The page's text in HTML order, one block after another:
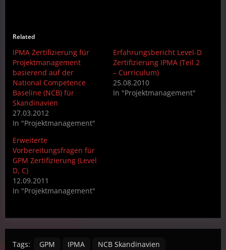
Related
IPMA Zertifizierung für
Projektmanagement
basierend auf der
National Competence
Baseline (NCB) für
Skandinavien
27.03.2012
In "Projektmanagement"
Erfahrungsbericht Level-D
Zertifizierung IPMA (Teil 2
– Curriculum)
25.08.2010
In "Projektmanagement"
Erweiterte
Vorbereitungsfragen für
GPM Zertifizierung (Level
D, C)
12.09.2011
In "Projektmanagement"
Tags: GPM IPMA NCB Skandinavien